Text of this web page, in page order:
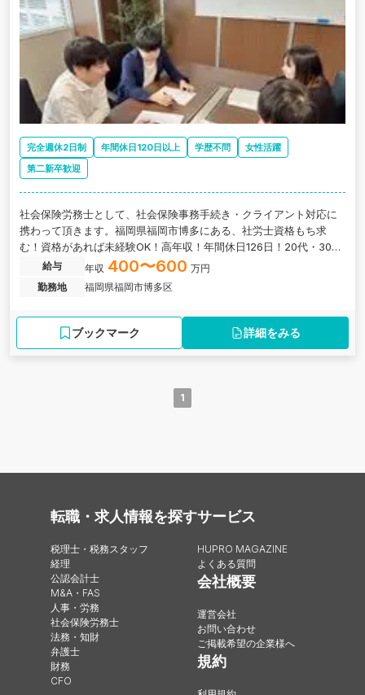
完全週休2日制 年間休日120日以上 学歴不問
女性活躍
第二新卒歓迎
社会保険労務士として、社会保険事務手続き・クライアント対応に
携わって頂きます。福岡県福岡市博多にある、社労士資格もち求
む！資格があれば未経験OK！高年収！年間休日126日！20代・30代
の若手層が活躍中で風通し抜群な税理士法人の求人です。
給与 年収 400〜600 万円
勤務地
福岡県福岡市博多区
ブックマーク 詳細をみる
1
転職・求人情報を探す
税理士・税務スタッフ
経理
公認会計士
M&A・FAS
人事・労務
社会保険労務士
法務・知財
弁護士
財務
CFO
サービス
HUPRO MAGAZINE
よくある質問
会社概要
運営会社
お問い合わせ
ご掲載希望の企業様へ
規約